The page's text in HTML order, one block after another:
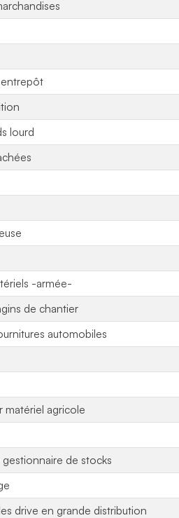
entrepôt
lourd
-armée-
de chantier
automobiles
matériel agricole
de stocks
drive en grande distribution